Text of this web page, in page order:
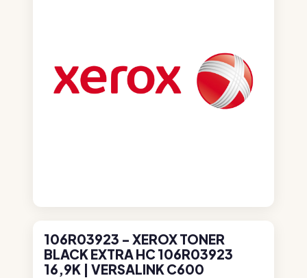
106R03923 - XEROX TONER
BLACK EXTRA HC 106R03923
16,9K | VERSALINK C600